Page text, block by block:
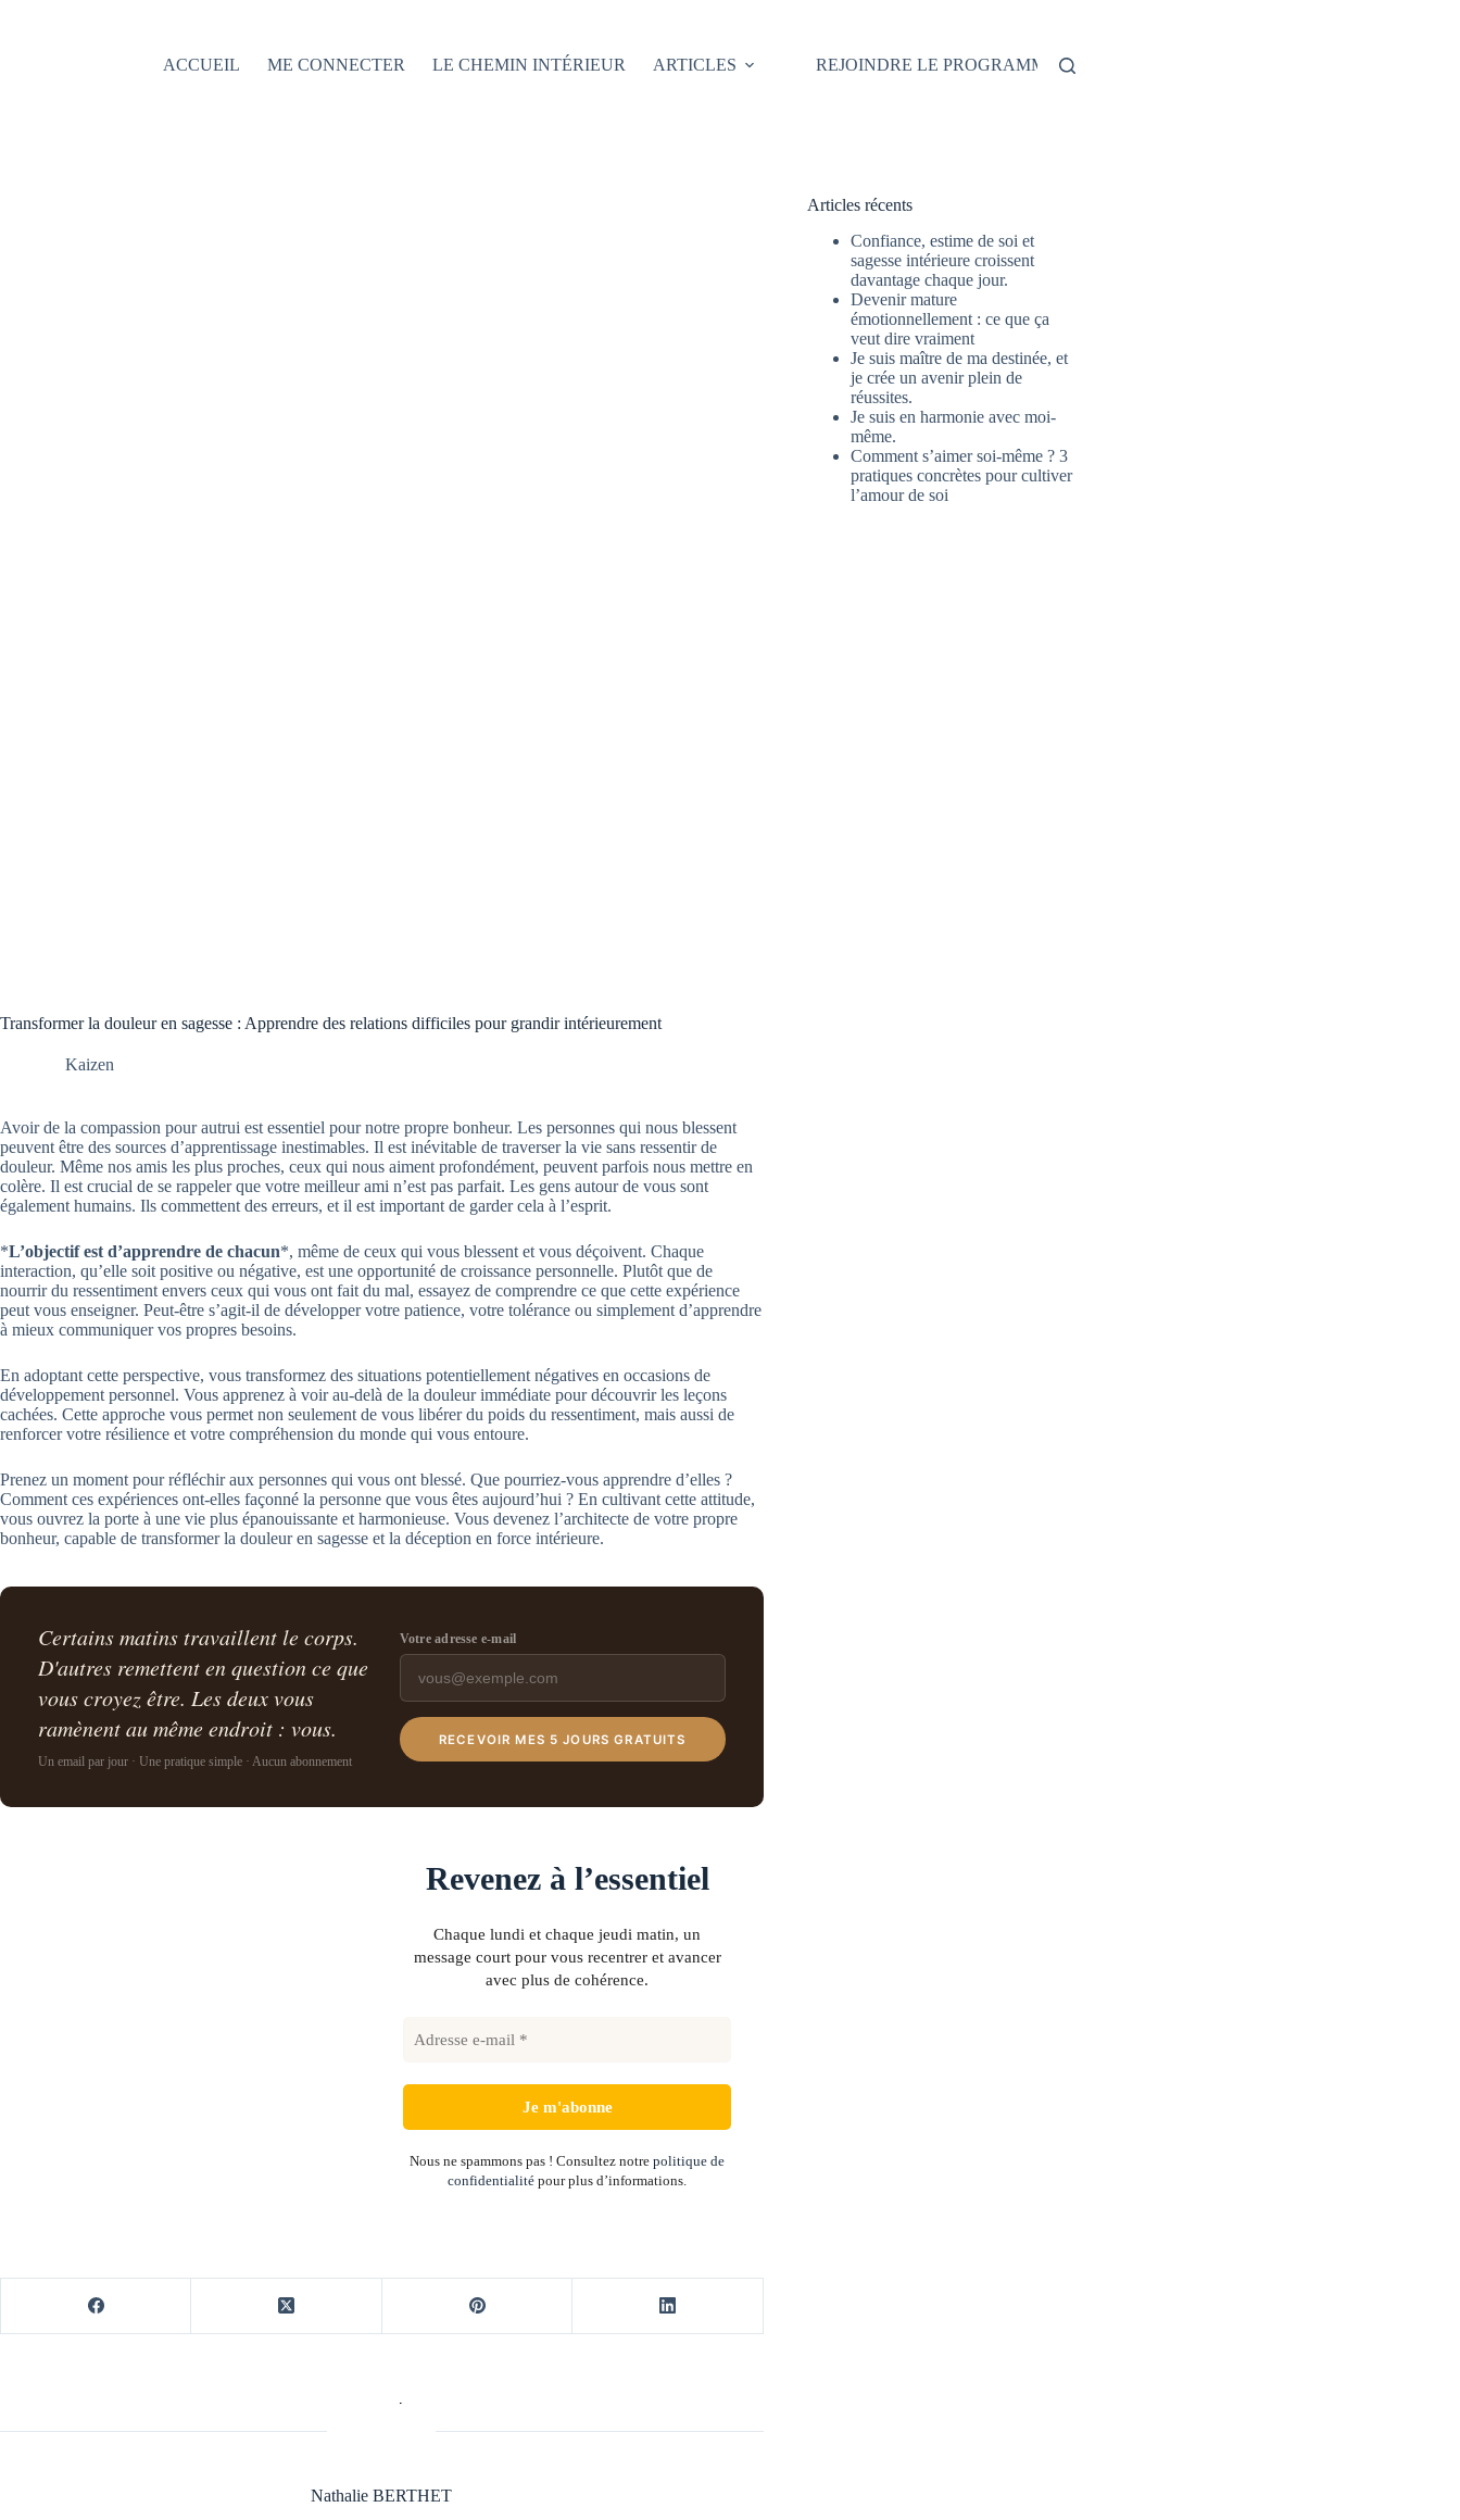
ACCUEIL
ME CONNECTER LE CHEMIN INTÉRIEUR ARTICLES REJOINDRE LE PROGRAMME
Transformer la douleur en sagesse : Apprendre des relations difficiles pour grandir intérieurement
Kaizen
Avoir de la compassion pour autrui est essentiel pour notre propre bonheur. Les personnes qui nous blessent
peuvent être des sources d’apprentissage inestimables. Il est inévitable de traverser la vie sans ressentir de
douleur. Même nos amis les plus proches, ceux qui nous aiment profondément, peuvent parfois nous mettre en
colère. Il est crucial de se rappeler que votre meilleur ami n’est pas parfait. Les gens autour de vous sont
également humains. Ils commettent des erreurs, et il est important de garder cela à l’esprit.
*L’objectif est d’apprendre de chacun*, même de ceux qui vous blessent et vous déçoivent. Chaque
interaction, qu’elle soit positive ou négative, est une opportunité de croissance personnelle. Plutôt que de
nourrir du ressentiment envers ceux qui vous ont fait du mal, essayez de comprendre ce que cette expérience
peut vous enseigner. Peut-être s’agit-il de développer votre patience, votre tolérance ou simplement d’apprendre
à mieux communiquer vos propres besoins.
En adoptant cette perspective, vous transformez des situations potentiellement négatives en occasions de
développement personnel. Vous apprenez à voir au-delà de la douleur immédiate pour découvrir les leçons
cachées. Cette approche vous permet non seulement de vous libérer du poids du ressentiment, mais aussi de
renforcer votre résilience et votre compréhension du monde qui vous entoure.
Prenez un moment pour réfléchir aux personnes qui vous ont blessé. Que pourriez-vous apprendre d’elles ?
Comment ces expériences ont-elles façonné la personne que vous êtes aujourd’hui ? En cultivant cette attitude,
vous ouvrez la porte à une vie plus épanouissante et harmonieuse. Vous devenez l’architecte de votre propre
bonheur, capable de transformer la douleur en sagesse et la déception en force intérieure.
Certains matins travaillent le corps.
D'autres remettent en question ce que
vous croyez être. Les deux vous
ramènent au même endroit : vous.
Un email par jour · Une pratique simple · Aucun abonnement
Votre adresse e-mail
RECEVOIR MES 5 JOURS GRATUITS
Revenez à l’essentiel
Chaque lundi et chaque jeudi matin, un
message court pour vous recentrer et avancer
avec plus de cohérence.
Nous ne spammons pas ! Consultez notrepolitique de
confidentialité pour plus d’informations.
Nathalie BERTHET
Articles récents
Confiance, estime de soi et
sagesse intérieure croissent
davantage chaque jour.
Devenir mature
émotionnellement : ce que ça
veut dire vraiment
Je suis maître de ma destinée, et
je crée un avenir plein de
réussites.
Je suis en harmonie avec moi-
même.
Comment s’aimer soi-même ? 3
pratiques concrètes pour cultiver
l’amour de soi